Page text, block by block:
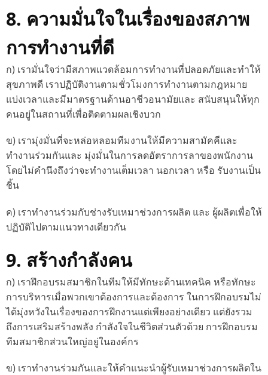
8. ความมั่นใจในเรื่องของสภาพ
การทำงานที่ดี
ก) เรามั่นใจว่ามีสภาพแวดล้อมการทำงานที่ปลอดภัยและทำให้
สุขภาพดี เราปฏิบัติงานตามชั่วโมงการทำงานตามกฎหมาย
แบ่งเวลาและมีมาตรฐานด้านอาชีวอนามัยและ สนับสนุนให้ทุก
คนอยู่ในสถานที่เพื่อติดตามผลเชิงบวก
ข) เรามุ่งมั่นที่จะหล่อหลอมทีมงานให้มีความสามัคคีและ
ทำงานร่วมกันและ มุ่งมั่นในการลดอัตราการลาของพนักงาน
โดยไม่คำนึงถึงว่าจะทำงานเต็มเวลา นอกเวลา หรือ รับงานเป็น
ชิ้น
ค) เราทำงานร่วมกับช่างรับเหมาช่วงการผลิต และ ผู้ผลิตเพื่อให้
ปฏิบัติไปตามแนวทางเดียวกัน
9. สร้างกำลังคน
ก) เราฝึกอบรมสมาชิกในทีมให้มีทักษะด้านเทคนิค หรือทักษะ
การบริหารเมื่อพวกเขาต้องการและต้องการ ในการฝึกอบรมไม่
ได้มุ่งหวังในเรื่องของการฝึกงานแต่เพียงอย่างเดียว แต่ยังรวม
ถึงการเสริมสร้างพลัง กำลังใจในชีวิตส่วนตัวด้วย การฝึกอบรม
ทีมสมาชิกส่วนใหญ่อยู่ในองค์กร
ข) เราทำงานร่วมกันและให้คำแนะนำผู้รับเหมาช่วงการผลิตใน